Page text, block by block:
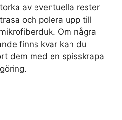
av eventuella rester
och polera upp till
Om några
finns kvar kan du
dem med en spisskrapa